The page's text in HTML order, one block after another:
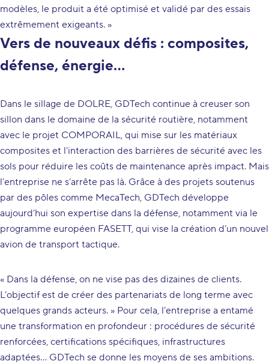
modèles, le produit a été optimisé et validé par des essais
extrêmement exigeants. »
Vers de nouveaux défis : composites,
défense, énergie…
Dans le sillage de DOLRE, GDTech continue à creuser son
sillon dans le domaine de la sécurité routière, notamment
avec le projet COMPORAIL, qui mise sur les matériaux
composites et l’interaction des barrières de sécurité avec les
sols pour réduire les coûts de maintenance après impact. Mais
l’entreprise ne s’arrête pas là. Grâce à des projets soutenus
par des pôles comme MecaTech, GDTech développe
aujourd’hui son expertise dans la défense, notamment via le
programme européen FASETT, qui vise la création d’un nouvel
avion de transport tactique.
« Dans la défense, on ne vise pas des dizaines de clients.
L’objectif est de créer des partenariats de long terme avec
quelques grands acteurs. » Pour cela, l’entreprise a entamé
une transformation en profondeur : procédures de sécurité
renforcées, certifications spécifiques, infrastructures
adaptées… GDTech se donne les moyens de ses ambitions.